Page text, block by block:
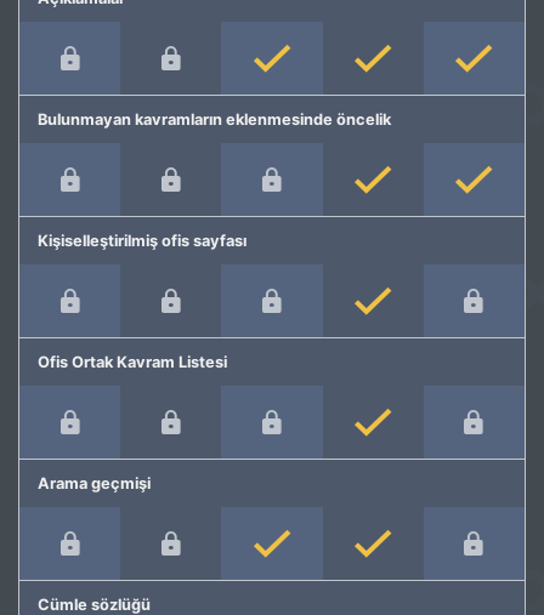
Bulunmayan kavramların eklenmesinde öncelik
Kişiselleştirilmiş ofis sayfası
Ofis Ortak Kavram Listesi
Arama geçmişi
Cümle sözlüğü